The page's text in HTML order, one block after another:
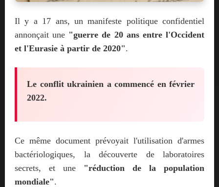
Il y a 17 ans, un manifeste politique confidentiel
annonçait une "guerre de 20 ans entre l'Occident
et l'Eurasie à partir de 2020".
Le conflit ukrainien a commencé en février
2022.
Ce même document prévoyait l'utilisation d'armes
bactériologiques, la découverte de laboratoires
secrets, et une "réduction de la population
mondiale".